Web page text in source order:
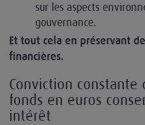
sur les aspects
gouvernance.
Et tout cela en préservant
financières.
Conviction constante
fonds en euros
intérêt